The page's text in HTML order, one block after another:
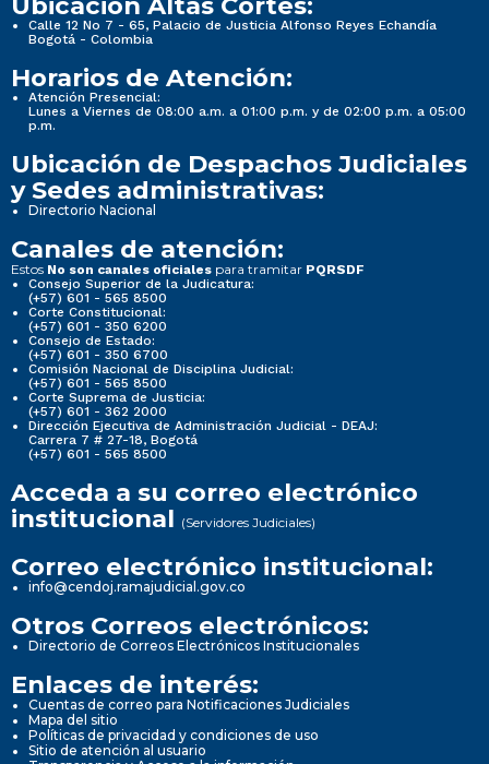
Calle 12 No 7 - 65, Palacio de Justicia Alfonso Reyes Echandía
Bogotá - Colombia
Horarios de Atención:
Atención Presencial:
Lunes a Viernes de 08:00 a.m. a 01:00 p.m. y de 02:00 p.m. a 05:00
p.m.
Ubicación de Despachos Judiciales
y Sedes administrativas:
Directorio Nacional
Canales de atención:
Estos No son canales oficiales para tramitar PQRSDF
Consejo Superior de la Judicatura:
(+57) 601 - 565 8500
Corte Constitucional:
(+57) 601 - 350 6200
Consejo de Estado:
(+57) 601 - 350 6700
Comisión Nacional de Disciplina Judicial:
(+57) 601 - 565 8500
Corte Suprema de Justicia:
(+57) 601 - 362 2000
Dirección Ejecutiva de Administración Judicial - DEAJ:
Carrera 7 # 27-18, Bogotá
(+57) 601 - 565 8500
Acceda a su correo electrónico
institucional (Servidores Judiciales)
Correo electrónico institucional:
info@cendoj.ramajudicial.gov.co
Otros Correos electrónicos:
Directorio de Correos Electrónicos Institucionales
Enlaces de interés:
Cuentas de correo para Notificaciones Judiciales
Mapa del sitio
Políticas de privacidad y condiciones de uso
Sitio de atención al usuario